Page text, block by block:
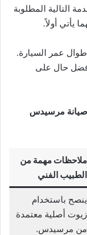
الخدمة التالية المطلوبة
طوال عمر السيارة.
حال على
مرسيدس
ملاحظات مهمة من
الطبيب الفني
ينصح باستخدام
زيوت أصلية معتمدة
من مرسيدس.